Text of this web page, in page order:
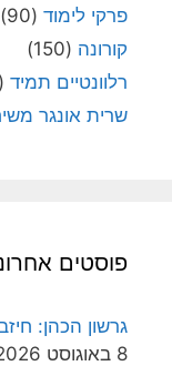
פרקי לימוד (90)
קורונה (150)
רלוונטיים תמיד (4,091)
שרית אונגר
פוסטים
גרשון הכהן:
8 באוגוסט 2026